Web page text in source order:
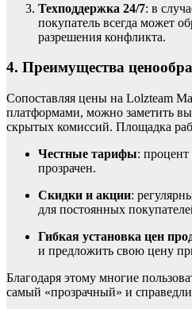
Техподдержка 24/7: в
покупатель всегда может
разрешения конфликта.
4. Преимущества
Сопоставляя цены на Lolzteam
платформами, можно заметить
скрытых комиссий. Площадка
Честные тарифы:
прозрачен.
Скидки и акции:
для постоянных
Гибкая установка цен
и предложить свою цену
Благодаря этому многие
самый «прозрачный» и